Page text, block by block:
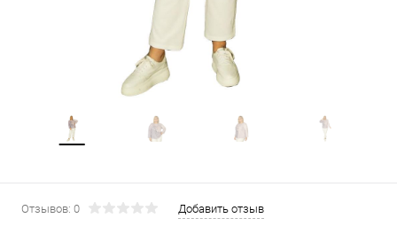
Отзывов: 0
Добавить отзыв